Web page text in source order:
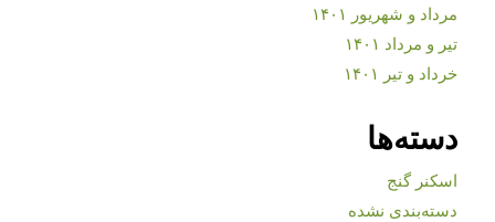
مرداد و شهریور ۱۴۰۱
تیر و مرداد ۱۴۰۱
خرداد و تیر ۱۴۰۱
دسته‌ها
اسکنر گنج
دسته‌بندی نشده